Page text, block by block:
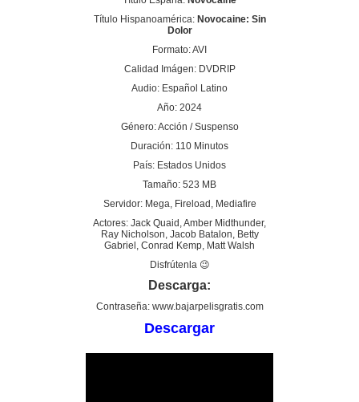
Título Hispanoamérica: Novocaine: Sin
Dolor
Formato: AVI
Calidad Imágen: DVDRIP
Audio: Español Latino
Año: 2024
Género: Acción / Suspenso
Duración: 110 Minutos
País: Estados Unidos
Tamaño: 523 MB
Servidor: Mega, Fireload, Mediafire
Actores: Jack Quaid, Amber Midthunder,
Ray Nicholson, Jacob Batalon, Betty
Gabriel, Conrad Kemp, Matt Walsh
Disfrútenla 😉
Descarga:
Contraseña: www.bajarpelisgratis.com
Descargar